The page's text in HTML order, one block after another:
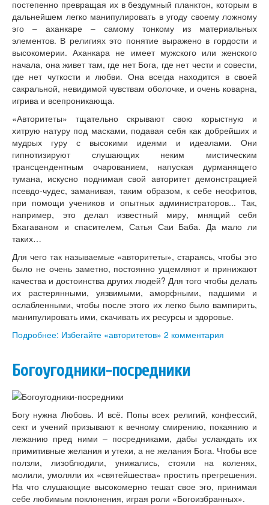
постепенно превращая их в бездумный планктон, которым в
дальнейшем легко манипулировать в угоду своему ложному
эго – аханкаре – самому тонкому из материальных
элементов. В религиях это понятие выражено в гордости и
высокомерии. Аханкара не имеет мужского или женского
начала, она живет там, где нет Бога, где нет чести и совести,
где нет чуткости и любви. Она всегда находится в своей
сакральной, невидимой чувствам оболочке, и очень коварна,
игрива и всепроникающа.
«Авторитеты» тщательно скрывают свою корыстную и
хитрую натуру под масками, подавая себя как добрейших и
мудрых гуру с высокими идеями и идеалами. Они
гипнотизируют слушающих неким мистическим
трансцендентным очарованием, напуская дурманящего
тумана, искусно поднимая свой авторитет демонстрацией
псевдо-чудес, заманивая, таким образом, к себе неофитов,
при помощи учеников и опытных администраторов... Так,
например, это делал известный миру, мнящий себя
Бхагаваном и спасителем, Сатья Саи Баба. Да мало ли
таких…
Для чего так называемые «авторитеты», стараясь, чтобы это
было не очень заметно, постоянно ущемляют и принижают
качества и достоинства других людей? Для того чтобы делать
их растерянными, уязвимыми, аморфными, падшими и
ослабленными, чтобы после этого их легко было вампирить,
манипулировать ими, скачивать их ресурсы и здоровье.
Подробнее: Избегайте «авторитетов» 2 комментария
Богоугодники-посредники
Богу нужна Любовь. И всё. Попы всех религий, конфессий,
сект и учений призывают к вечному смирению, покаянию и
лежанию пред ними – посредниками, дабы услаждать их
примитивные желания и утехи, а не желания Бога. Чтобы все
ползли, лизоблюдили, унижались, стояли на коленях,
молили, умоляли их «святейшества» простить прегрешения.
На что слушающие высокомерно тешат свое эго, принимая
себе любимым поклонения, играя роли «Богоизбранных».